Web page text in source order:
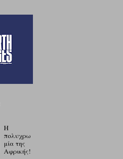
Η
πολυχρω
μία της
Αφρικής!